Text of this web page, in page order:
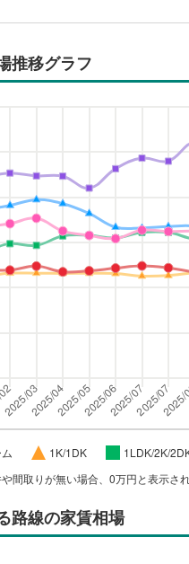
推移グラフ
1K/1DK 1LDK/2K/
間取りが無い場合、0万円と表示され
路線の家賃相場